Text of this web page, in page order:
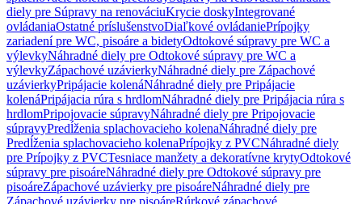
diely pre Súpravy na renováciuKrycie doskyIntegrované
ovládaniaOstatné príslušenstvoDiaľkové ovládaniePrípojky
zariadení pre WC, pisoáre a bidetyOdtokové súpravy pre WC a
výlevkyNáhradné diely pre Odtokové súpravy pre WC a
výlevkyZápachové uzávierkyNáhradné diely pre Zápachové
uzávierkyPripájacie kolenáNáhradné diely pre Pripájacie
kolenáPripájacia rúra s hrdlomNáhradné diely pre Pripájacia rúra s
hrdlomPripojovacie súpravyNáhradné diely pre Pripojovacie
súpravyPredĺženia splachovacieho kolenaNáhradné diely pre
Predĺženia splachovacieho kolenaPrípojky z PVCNáhradné diely
pre Prípojky z PVCTesniace manžety a dekoratívne krytyOdtokové
súpravy pre pisoáreNáhradné diely pre Odtokové súpravy pre
pisoáreZápachové uzávierky pre pisoáreNáhradné diely pre
Zápachové uzávierky pre pisoáreRúrkové zápachové